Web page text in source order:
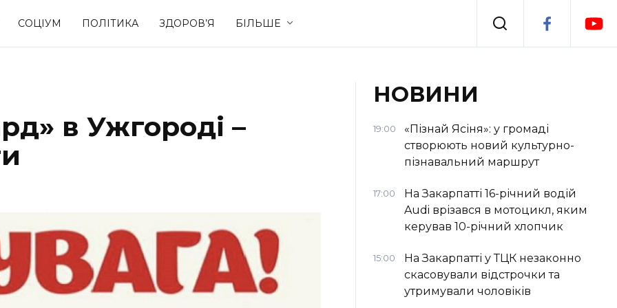
СОЦІУМ ПОЛІТИКА ЗДОРОВ’Я БІЛЬШЕ
Події
Спорт
в Ужгороді –
НОВИНИ
19:00
«Пізнай Ясіня»: у громаді
створюють новий культурно-
пізнавальний маршрут
17:00
На Закарпатті 16-річний водій
Audi врізався в мотоцикл, яким
керував 10-річний хлопчик
15:00
На Закарпатті у ТЦК незаконно
скасовували відстрочки та
утримували чоловіків